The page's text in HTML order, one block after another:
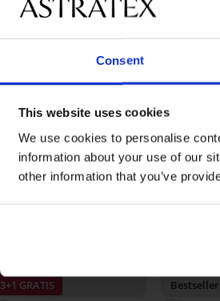
Consent
This website uses cookies
We use cookies to personalise
information about your use of our
other information that you’ve
3+1 GRATIS Bestseller